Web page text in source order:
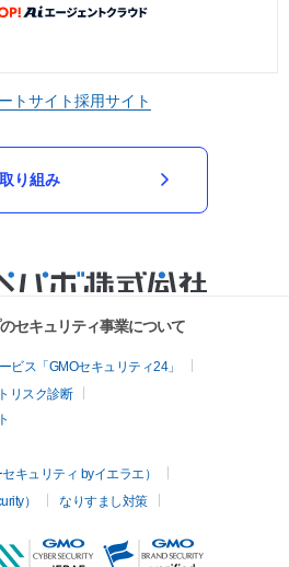
トサイト採用サイト
り組み
セキュリティ事業について
ビス「GMOセキュリティ24」
リスク診断
キュリティ byイエラエ）
）
なりすまし対策